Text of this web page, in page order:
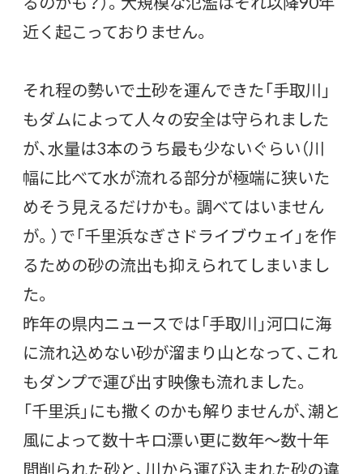
近く起こっておりません。
それ程の勢いで土砂を運んできた「手取川」
もダムによって人々の安全は守られました
が、水量は3本のうち最も少ないぐらい（川
幅に比べて水が流れる部分が極端に狭いた
めそう見えるだけかも。調べてはいません
が。）で「千里浜なぎさドライブウェイ」を作
るための砂の流出も抑えられてしまいまし
た。
昨年の県内ニュースでは「手取川」河口に海
に流れ込めない砂が溜まり山となって、これ
もダンプで運び出す映像も流れました。
「千里浜」にも撒くのかも解りませんが、潮と
風によって数十キロ漂い更に数年～数十年
間削られた砂と、川から運び込まれた砂の違